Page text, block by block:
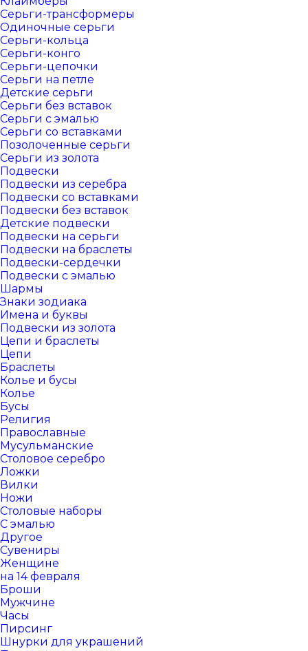
Серьги-трансформеры
Одиночные серьги
Серьги-кольца
Серьги-конго
Серьги-цепочки
Серьги на петле
Детские серьги
Серьги без вставок
Серьги с эмалью
Серьги со вставками
Позолоченные серьги
Серьги из золота
Подвески
Подвески из серебра
Подвески со вставками
Подвески без вставок
Детские подвески
Подвески на серьги
Подвески на браслеты
Подвески-сердечки
Подвески с эмалью
Шармы
Знаки зодиака
Имена и буквы
Подвески из золота
Цепи и браслеты
Цепи
Браслеты
Колье и бусы
Колье
Бусы
Религия
Православные
Мусульманские
Столовое серебро
Ложки
Вилки
Ножи
Столовые наборы
С эмалью
Другое
Сувениры
Женщине
на 14 февраля
Броши
Мужчине
Часы
Пирсинг
Шнурки для украшений